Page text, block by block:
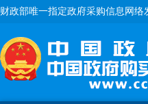
财政部唯一指定政府采购信息网